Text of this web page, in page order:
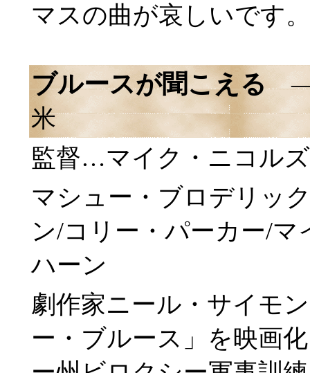
マスの曲が哀しいです。
ブルースが聞こえる
米
監督…マイク・ニコル
マシュー・ブロデリッ
ン/コリー・パーカー/
ハーン
劇作家ニール・サイモ
ー・ブルース」を映画